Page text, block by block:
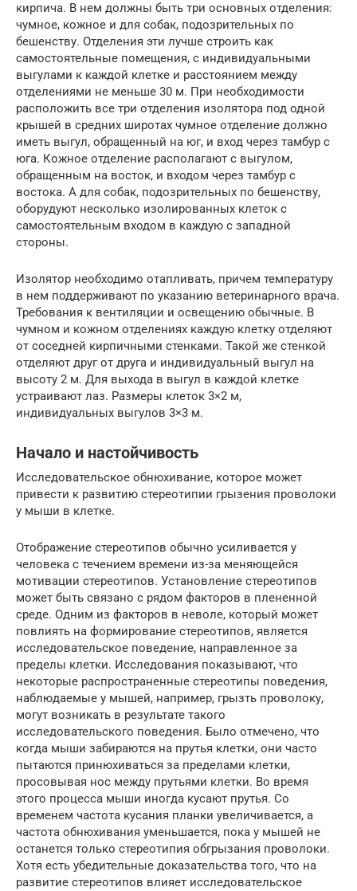
кирпича. В нем должны быть три основных отделения:
чумное, кожное и для собак, подозрительных по
бешенству. Отделения эти лучше строить как
самостоятельные помещения, с индивидуальными
выгулами к каждой клетке и расстоянием между
отделениями не меньше 30 м. При необходимости
расположить все три отделения изолятора под одной
крышей в средних широтах чумное отделение должно
иметь выгул, обращенный на юг, и вход через тамбур с
юга. Кожное отделение располагают с выгулом,
обращенным на восток, и входом через тамбур с
востока. А для собак, подозрительных по бешенству,
оборудуют несколько изолированных клеток с
самостоятельным входом в каждую с западной
стороны.
Изолятор необходимо отапливать, причем температуру
в нем поддерживают по указанию ветеринарного врача.
Требования к вентиляции и освещению обычные. В
чумном и кожном отделениях каждую клетку отделяют
от соседней кирпичными стенками. Такой же стенкой
отделяют друг от друга и индивидуальный выгул на
высоту 2 м. Для выхода в выгул в каждой клетке
устраивают лаз. Размеры клеток 3×2 м,
индивидуальных выгулов 3×3 м.
Начало и настойчивость
Исследовательское обнюхивание, которое может
привести к развитию стереотипии грызения проволоки
у мыши в клетке.
Отображение стереотипов обычно усиливается у
человека с течением времени из-за меняющейся
мотивации стереотипов. Установление стереотипов
может быть связано с рядом факторов в плененной
среде. Одним из факторов в неволе, который может
повлиять на формирование стереотипов, является
исследовательское поведение, направленное за
пределы клетки. Исследования показывают, что
некоторые распространенные стереотипы поведения,
наблюдаемые у мышей, например, грызть проволоку,
могут возникать в результате такого
исследовательского поведения. Было отмечено, что
когда мыши забираются на прутья клетки, они часто
пытаются принюхиваться за пределами клетки,
просовывая нос между прутьями клетки. Во время
этого процесса мыши иногда кусают прутья. Со
временем частота кусания планки увеличивается, а
частота обнюхивания уменьшается, пока у мышей не
останется только стереотипия обгрызания проволоки.
Хотя есть убедительные доказательства того, что на
развитие стереотипов влияет исследовательское